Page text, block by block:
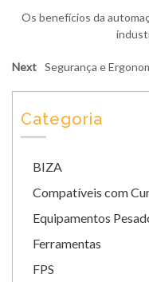
Os benefícios da
Next Segurança e
Categoria
BIZA
Compatíveis com
Equipamentos
Ferramentas
FPS